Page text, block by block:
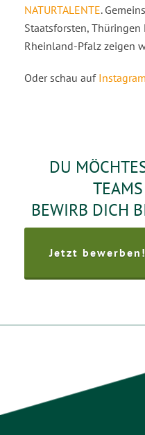
NATURTALENTE.
Staatsforsten,
Rheinland-Pfalz zeigen
Oder schau auf Instagram
DU
BEWIRB DICH
Jetzt bewerben!